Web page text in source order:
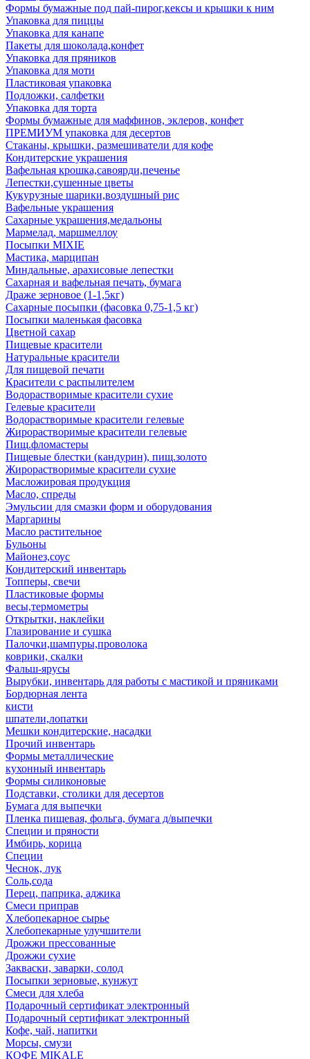
Формы бумажные под пай-пирог,кексы и крышки к ним
Упаковка для пиццы
Упаковка для канапе
Пакеты для шоколада,конфет
Упаковка для пряников
Упаковка для моти
Пластиковая упаковка
Подложки, салфетки
Упаковка для торта
Формы бумажные для маффинов, эклеров, конфет
ПРЕМИУМ упаковка для десертов
Стаканы, крышки, размешиватели для кофе
Кондитерские украшения
Вафельная крошка,савоярди,печенье
Лепестки,сушенные цветы
Кукурузные шарики,воздушный рис
Вафельные украшения
Сахарные украшения,медальоны
Мармелад, маршмеллоу
Посыпки MIXIE
Мастика, марципан
Миндальные, арахисовые лепестки
Сахарная и вафельная печать, бумага
Драже зерновое (1-1,5кг)
Сахарные посыпки (фасовка 0,75-1,5 кг)
Посыпки маленькая фасовка
Цветной сахар
Пищевые красители
Натуральные красители
Для пищевой печати
Красители с распылителем
Водорастворимые красители сухие
Гелевые красители
Водорастворимые красители гелевые
Жирорастворимые красители гелевые
Пищ.фломастеры
Пищевые блестки (кандурин), пищ.золото
Жирорастворимые красители сухие
Масложировая продукция
Масло, спреды
Эмульсии для смазки форм и оборудования
Маргарины
Масло растительное
Бульоны
Майонез,соус
Кондитерский инвентарь
Топперы, свечи
Пластиковые формы
весы,термометры
Открытки, наклейки
Глазирование и сушка
Палочки,шампуры,проволока
коврики, скалки
Фальш-ярусы
Вырубки, инвентарь для работы с мастикой и пряниками
Бордюрная лента
кисти
шпатели,лопатки
Мешки кондитерские, насадки
Прочий инвентарь
Формы металлические
кухонный инвентарь
Формы силиконовые
Подставки, столики для десертов
Бумага для выпечки
Пленка пищевая, фольга, бумага д/выпечки
Специи и пряности
Имбирь, корица
Специи
Чеснок, лук
Соль,сода
Перец, паприка, аджика
Смеси приправ
Хлебопекарное сырье
Хлебопекарные улучшители
Дрожжи прессованные
Дрожжи сухие
Закваски, заварки, солод
Посыпки зерновые, кунжут
Смеси для хлеба
Подарочный сертификат электронный
Подарочный сертификат электронный
Кофе, чай, напитки
Морсы, смузи
КОФЕ MIKALE